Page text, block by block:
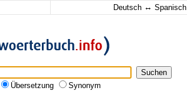
Deutsch ↔ Spanisch
Übersetzung
Synonym